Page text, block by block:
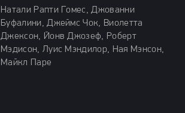
Натали Рапти Гомес, Джованни
Буфалини, Джеймс Чок, Виолетта
Джексон, Йонв Джозеф, Роберт
Мэдисон, Луис Мэндилор, Ная Мэнсон,
Майкл Паре